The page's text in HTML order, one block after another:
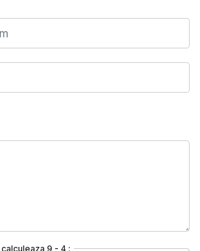
9 - 4 :